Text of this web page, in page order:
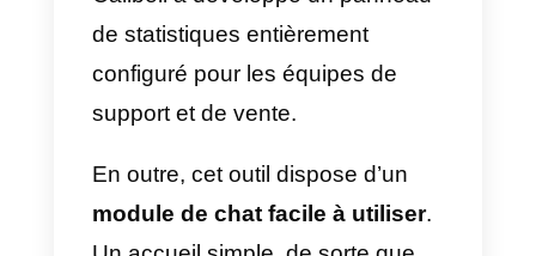
entre 14 et 17 heures; il convient
toutefois de noter que le meilleur
moment pour envoyer des
messages se situe autour de 13
heures.